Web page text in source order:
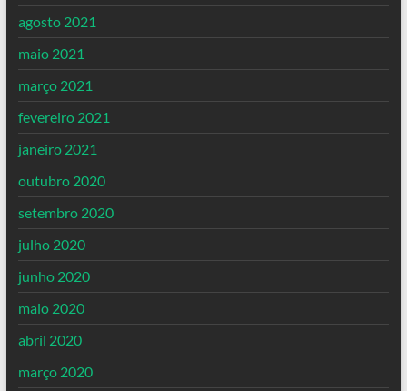
agosto 2021
maio 2021
março 2021
fevereiro 2021
janeiro 2021
outubro 2020
setembro 2020
julho 2020
junho 2020
maio 2020
abril 2020
março 2020